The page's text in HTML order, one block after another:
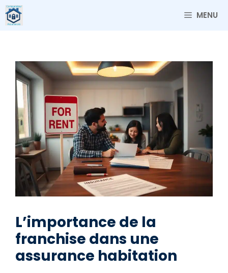
Aller
au
MENU
L’importance de la
franchise dans une
assurance habitation